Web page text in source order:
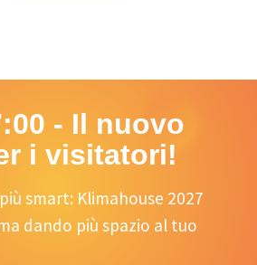
- Il nuovo
i visitatori!
smart: Klimahouse 2027
dando più spazio al tuo